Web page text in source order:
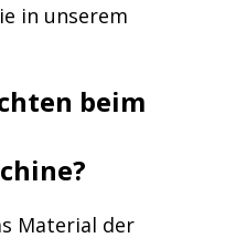
in unserem
beim
Material der